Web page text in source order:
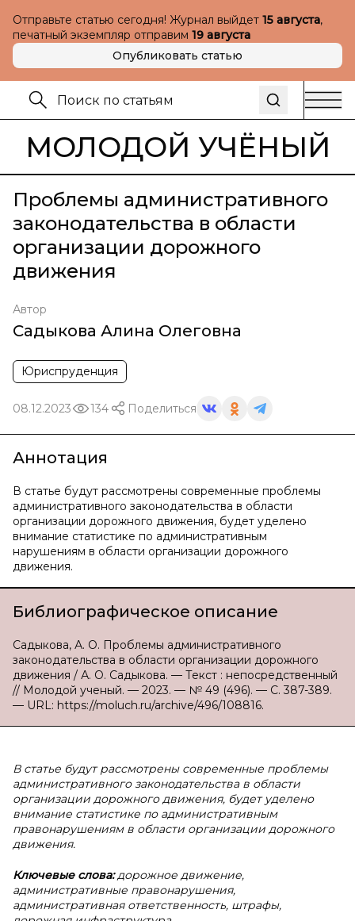
Отправьте статью сегодня! Журнал выйдет 15 августа,
печатный экземпляр отправим 19 августа
Опубликовать статью
МОЛОДОЙ УЧЁНЫЙ
Проблемы административного
законодательства в области
организации дорожного
движения
Автор
Садыкова Алина Олеговна
Юриспруденция
08.12.2023 134 Поделиться
Аннотация
В статье будут рассмотрены современные проблемы
административного законодательства в области
организации дорожного движения, будет уделено
внимание статистике по административным
нарушениям в области организации дорожного
движения.
Библиографическое описание
Садыкова, А. О. Проблемы административного
законодательства в области организации дорожного
движения / А. О. Садыкова. — Текст : непосредственный
// Молодой ученый. — 2023. — № 49 (496). — С. 387-389.
— URL: https://moluch.ru/archive/496/108816.
В статье будут рассмотрены современные проблемы
административного законодательства в области
организации дорожного движения, будет уделено
внимание статистике по административным
правонарушениям в области организации дорожного
движения.
Ключевые слова:дорожное движение,
административные правонарушения,
административная ответственность, штрафы,